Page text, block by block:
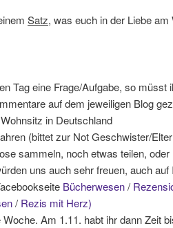
Satz, was euch in der Liebe am
Tag eine Frage/Aufgabe, so müsst
auf dem jeweiligen Blog
in Deutschland
(bittet zur Not Geschwister/
sammeln, noch etwas teilen,
uns auch sehr freuen, auch auf
Bücherwesen/
/ Rezis mit Herz)
Am 1.11. habt ihr dann Zeit